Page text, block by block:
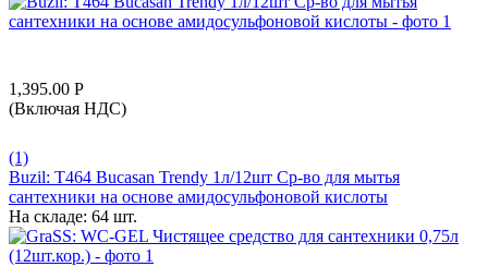
1,395.00 Р
(Включая НДС)
(1)
Buzil: T464 Bucasan Trendy 1л/12шт Ср-во для мытья
сантехники на основе амидосульфоновой кислоты
На складе: 64 шт.